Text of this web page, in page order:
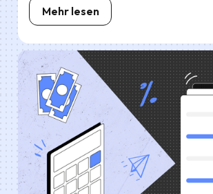
Mehr lesen